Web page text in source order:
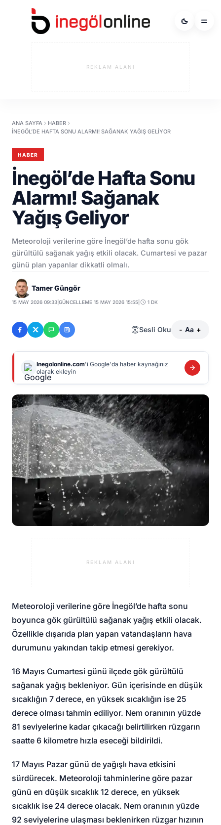
REKLAM ALANI
ANA SAYFA
HABER
İNEGÖL’DE HAFTA SONU ALARMI! SAĞANAK YAĞIŞ GELIYOR
HABER
İnegöl’de Hafta Sonu
Alarmı! Sağanak
Yağış Geliyor
Meteoroloji verilerine göre İnegöl’de hafta sonu gök
gürültülü sağanak yağış etkili olacak. Cumartesi ve pazar
günü plan yapanlar dikkatli olmalı.
Tamer Güngör
15 MAY 2026 09:33 |GÜNCELLEME 15 MAY 2026 15:55 1 DK
Sesli Oku - Aa +
Inegolonline.com'i Google'da haber kaynağınız
olarak ekleyin
REKLAM ALANI
Meteoroloji verilerine göre İnegöl’de hafta sonu
boyunca gök gürültülü sağanak yağış etkili olacak.
Özellikle dışarıda plan yapan vatandaşların hava
durumunu yakından takip etmesi gerekiyor.
16 Mayıs Cumartesi günü ilçede gök gürültülü
sağanak yağış bekleniyor. Gün içerisinde en düşük
sıcaklığın 7 derece, en yüksek sıcaklığın ise 25
derece olması tahmin ediliyor. Nem oranının yüzde
81 seviyelerine kadar çıkacağı belirtilirken rüzgarın
saatte 6 kilometre hızla eseceği bildirildi.
17 Mayıs Pazar günü de yağışlı hava etkisini
sürdürecek. Meteoroloji tahminlerine göre pazar
günü en düşük sıcaklık 12 derece, en yüksek
sıcaklık ise 24 derece olacak. Nem oranının yüzde
92 seviyelerine ulaşması beklenirken rüzgar hızının